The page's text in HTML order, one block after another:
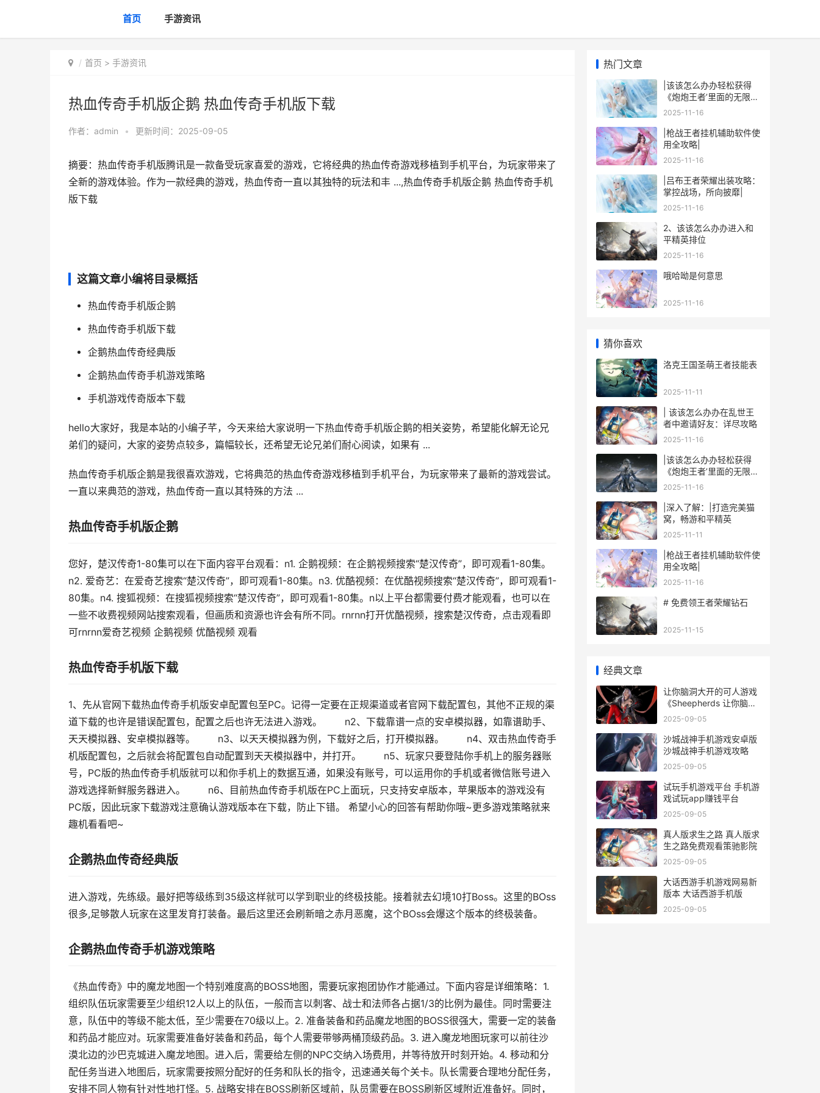
首页 手游资讯
首页 > 手游资讯
热血传奇手机版企鹅 热血传奇手机版下载
作者： admin • 更新时间：2025-09-05
摘要：热血传奇手机版腾讯是一款备受玩家喜爱的游戏，它将经典的热血传奇游戏移植到手机平台，为玩家带来了
全新的游戏体验。作为一款经典的游戏，热血传奇一直以其独特的玩法和丰 ...,热血传奇手机版企鹅 热血传奇手机
版下载
这篇文章小编将目录概括
热血传奇手机版企鹅
热血传奇手机版下载
企鹅热血传奇经典版
企鹅热血传奇手机游戏策略
手机游戏传奇版本下载
hello大家好，我是本站的小编子芊，今天来给大家说明一下热血传奇手机版企鹅的相关姿势，希望能化解无论兄
弟们的疑问，大家的姿势点较多，篇幅较长，还希望无论兄弟们耐心阅读，如果有 ...
热血传奇手机版企鹅是我很喜欢游戏，它将典范的热血传奇游戏移植到手机平台，为玩家带来了最新的游戏尝试。
一直以来典范的游戏，热血传奇一直以其特殊的方法 ...
热血传奇手机版企鹅
您好，楚汉传奇1-80集可以在下面内容平台观看：n1. 企鹅视频：在企鹅视频搜索“楚汉传奇”，即可观看1-80集。
n2. 爱奇艺：在爱奇艺搜索“楚汉传奇”，即可观看1-80集。n3. 优酷视频：在优酷视频搜索“楚汉传奇”，即可观看1-
80集。n4. 搜狐视频：在搜狐视频搜索“楚汉传奇”，即可观看1-80集。n以上平台都需要付费才能观看，也可以在
一些不收费视频网站搜索观看，但画质和资源也许会有所不同。rnrnn打开优酷视频，搜索楚汉传奇，点击观看即
可rnrnn爱奇艺视频 企鹅视频 优酷视频 观看
热血传奇手机版下载
1、先从官网下载热血传奇手机版安卓配置包至PC。记得一定要在正规渠道或者官网下载配置包，其他不正规的渠
道下载的也许是错误配置包，配置之后也许无法进入游戏。 n2、下载靠谱一点的安卓模拟器，如靠谱助手、
天天模拟器、安卓模拟器等。 n3、以天天模拟器为例，下载好之后，打开模拟器。 n4、双击热血传奇手
机版配置包，之后就会将配置包自动配置到天天模拟器中，并打开。 n5、玩家只要登陆你手机上的服务器账
号，PC版的热血传奇手机版就可以和你手机上的数据互通，如果没有账号，可以运用你的手机或者微信账号进入
游戏选择新鲜服务器进入。 n6、目前热血传奇手机版在PC上面玩，只支持安卓版本，苹果版本的游戏没有
PC版，因此玩家下载游戏注意确认游戏版本在下载，防止下错。 希望小心的回答有帮助你哦~更多游戏策略就来
趣机看看吧~
企鹅热血传奇经典版
进入游戏，先练级。最好把等级练到35级这样就可以学到职业的终极技能。接着就去幻境10打Boss。这里的BOss
很多,足够散人玩家在这里发育打装备。最后这里还会刷新暗之赤月恶魔，这个BOss会爆这个版本的终极装备。
企鹅热血传奇手机游戏策略
《热血传奇》中的魔龙地图一个特别难度高的BOSS地图，需要玩家抱团协作才能通过。下面内容是详细策略：1.
组织队伍玩家需要至少组织12人以上的队伍，一般而言以刺客、战士和法师各占据1/3的比例为最佳。同时需要注
意，队伍中的等级不能太低，至少需要在70级以上。2. 准备装备和药品魔龙地图的BOSS很强大，需要一定的装备
和药品才能应对。玩家需要准备好装备和药品，每个人需要带够两桶顶级药品。3. 进入魔龙地图玩家可以前往沙
漠北边的沙巴克城进入魔龙地图。进入后，需要给左侧的NPC交纳入场费用，并等待放开时刻开始。4. 移动和分
配任务当进入地图后，玩家需要按照分配好的任务和队长的指令，迅速通关每个关卡。队长需要合理地分配任务，
安排不同人物有针对性地打怪。5. 战略安排在BOSS刷新区域前，队员需要在BOSS刷新区域附近准备好。同时，
热门文章
|该该怎么办办轻松获得
《炮炮王者’里面的无限金
币和星星|
2025-11-16
|枪战王者挂机辅助软件使
用全攻略|
2025-11-16
|吕布王者荣耀出装攻略：
掌控战场，所向披靡|
2025-11-16
2、该该怎么办办进入和
平精英排位
2025-11-16
哦哈呦是何意思
2025-11-16
猜你喜欢
洛克王国圣萌王者技能表
2025-11-11
| 该该怎么办办在乱世王
者中邀请好友：详尽攻略
2025-11-16
|该该怎么办办轻松获得
《炮炮王者’里面的无限金
币和星星|
2025-11-16
|深入了解：|打造完美猫
窝，畅游和平精英
2025-11-11
|枪战王者挂机辅助软件使
用全攻略|
2025-11-16
# 免费领王者荣耀钻石
2025-11-15
经典文章
让你脑洞大开的可人游戏
《Sheepherds 让你脑洞
大开的科幻描写星际穿越
2025-09-05
沙城战神手机游戏安卓版
沙城战神手机游戏攻略
2025-09-05
试玩手机游戏平台 手机游
戏试玩app赚钱平台
2025-09-05
真人版求生之路 真人版求
生之路免费观看策驰影院
2025-09-05
大话西游手机游戏网易新
版本 大话西游手机版
2025-09-05